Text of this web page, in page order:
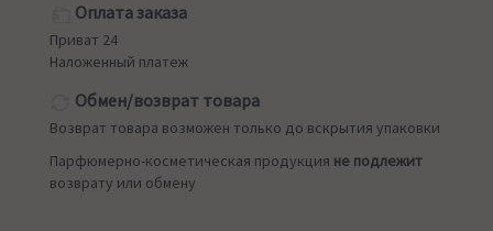
Оплата заказа
Приват 24
Наложенный платеж
Обмен/возврат товара
Возврат товара возможен только до вскрытия упаковки
Парфюмерно-косметическая продукция не подлежит
возврату или обмену